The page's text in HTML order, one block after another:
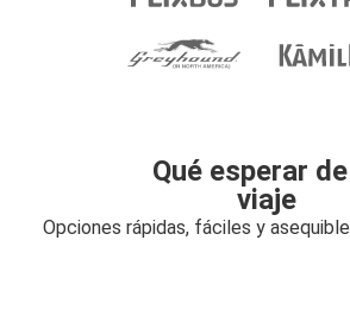
Qué esperar
viaje
Opciones rápidas, fáciles y